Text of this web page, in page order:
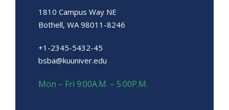
1810 Campus Way NE
Bothell, WA 98011-8246
+1-2345-5432-45
bsba@kuuniver.edu
Mon – Fri 9:00A.M. – 5:00P.M.